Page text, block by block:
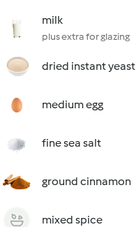
milk
plus extra for glazing
dried instant yeast
medium egg
fine sea salt
ground cinnamon
mixed spice